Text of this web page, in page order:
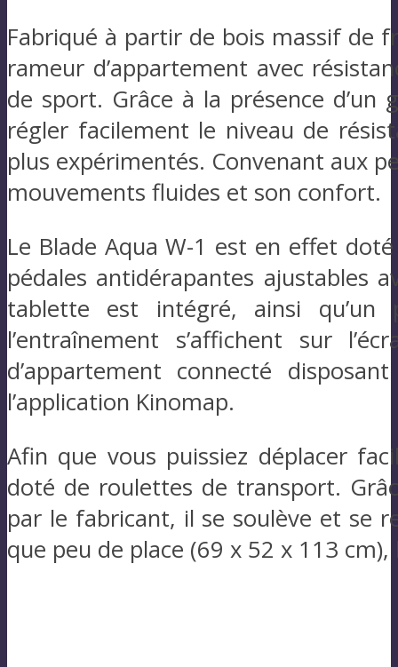
Fabriqué à partir de bois massif de
rameur d’appartement avec
de sport. Grâce à la présence d’un
régler facilement le niveau de
plus expérimentés. Convenant aux
mouvements fluides et son confort.
Le Blade Aqua W-1 est en effet
pédales antidérapantes ajustables
tablette est intégré, ainsi qu’un
l’entraînement s’affichent sur
d’appartement connecté
l’application Kinomap.
Afin que vous puissiez déplacer
doté de roulettes de transport.
par le fabricant, il se soulève et se
que peu de place (69 x 52 x 113